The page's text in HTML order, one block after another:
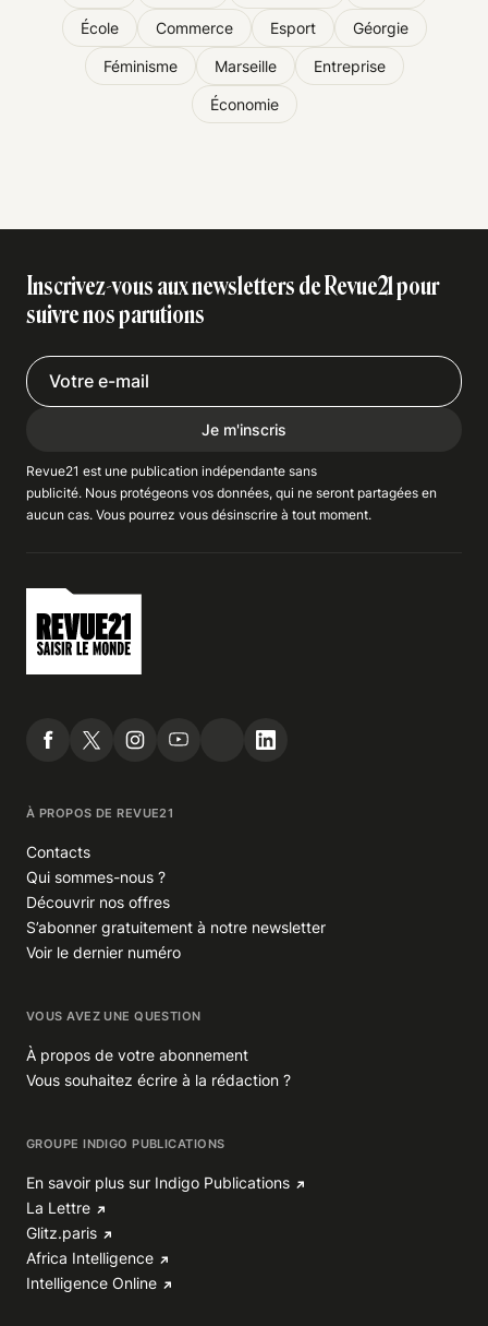
École Commerce Esport Géorgie
Féminisme Marseille Entreprise
Économie
Inscrivez-vous aux newsletters de Revue21 pour
suivre nos parutions
Je m'inscris
Revue21 est une publication indépendante sans
publicité. Nous protégeons vos données, qui ne seront partagées en
aucun cas. Vous pourrez vous désinscrire à tout moment.
À PROPOS DE REVUE21
Contacts
Qui sommes-nous ?
Découvrir nos offres
S’abonner gratuitement à notre newsletter
Voir le dernier numéro
VOUS AVEZ UNE QUESTION
À propos de votre abonnement
Vous souhaitez écrire à la rédaction ?
GROUPE INDIGO PUBLICATIONS
En savoir plus sur Indigo Publications
La Lettre
Glitz.paris
Africa Intelligence
Intelligence Online